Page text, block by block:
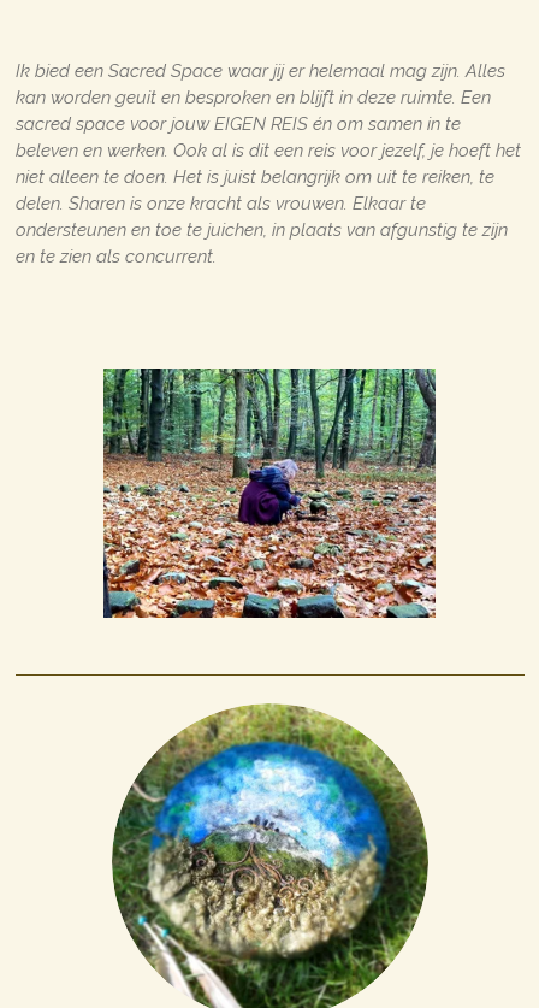
Ik bied een Sacred Space waar jij er helemaal mag zijn. Alles
kan worden geuit en besproken en blijft in deze ruimte. Een
sacred space voor jouw EIGEN REIS én om samen in te
beleven en werken. Ook al is dit een reis voor jezelf, je hoeft het
niet alleen te doen. Het is juist belangrijk om uit te reiken, te
delen. Sharen is onze kracht als vrouwen. Elkaar te
ondersteunen en toe te juichen, in plaats van afgunstig te zijn
en te zien als concurrent.